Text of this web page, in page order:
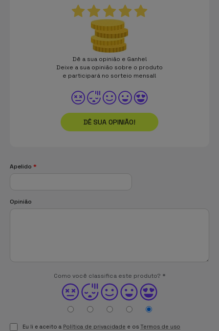
Dê a sua opinião e Ganhe!
Deixe a sua opinião sobre o produto
e participará no sorteio mensal!
DÊ SUA OPINIÃO!
Apelido *
Opinião
Como você classifica este produto? *
Eu li e aceito a Política de privacidade e os Termos de uso